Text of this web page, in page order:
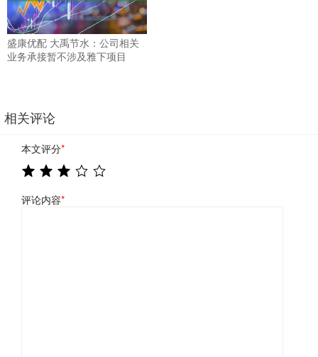
盛康优配 大禹节水：公司相关
业务承接暂不涉及雅下项目
相关评论
本文评分*
评论内容*